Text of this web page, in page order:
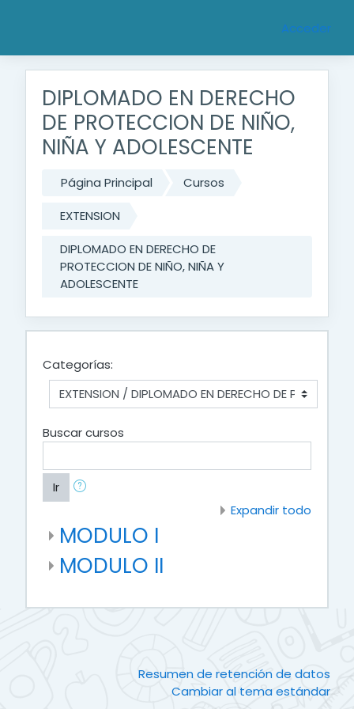
Acceder
DIPLOMADO EN DERECHO
DE PROTECCION DE NIÑO,
NIÑA Y ADOLESCENTE
Página Principal
Cursos
EXTENSION
DIPLOMADO EN DERECHO DE
PROTECCION DE NIÑO, NIÑA Y
ADOLESCENTE
Categorías:
Buscar cursos
Ir
Expandir todo
MODULO I
MODULO II
Resumen de retención de datos
Cambiar al tema estándar